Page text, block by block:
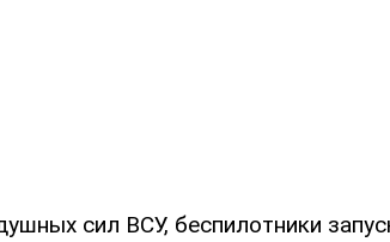
сил ВСУ, беспилотники